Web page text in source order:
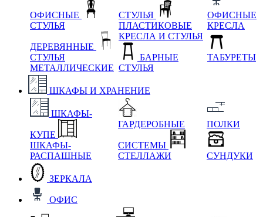
ОФИСНЫЕ
СТУЛЬЯ
ДЕРЕВЯННЫЕ
СТУЛЬЯ
МЕТАЛЛИЧЕСКИЕ
СТУЛЬЯ
ПЛАСТИКОВЫЕ
КРЕСЛА И СТУЛЬЯ
БАРНЫЕ
СТУЛЬЯ
ОФИСНЫЕ
КРЕСЛА
ТАБУРЕТЫ
ШКАФЫ И ХРАНЕНИЕ
ШКАФЫ-
КУПЕ
ШКАФЫ-
РАСПАШНЫЕ
ГАРДЕРОБНЫЕ
СИСТЕМЫ
СТЕЛЛАЖИ
ПОЛКИ
СУНДУКИ
ЗЕРКАЛА
ОФИС